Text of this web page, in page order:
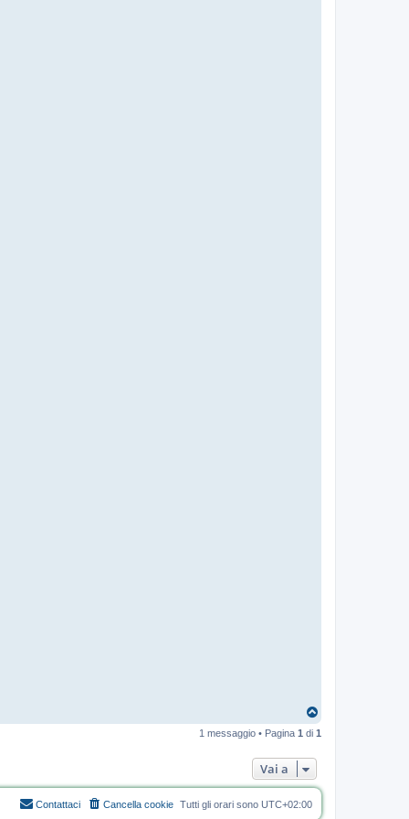
p
1 messaggio • Pagina 1 di 1
Vai a
Tutti gli orari sono UTC+02:00
Cancella cookie
Contattaci